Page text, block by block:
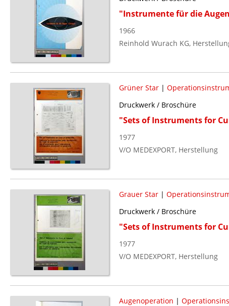
"Instrumente für die
1966
Reinhold Wurach KG,
Grüner Star|
Druckwerk / Broschüre
"Sets of Instruments for
1977
V/O MEDEXPORT, Herstellung
Grauer Star|
Druckwerk / Broschüre
"Sets of Instruments for
1977
V/O MEDEXPORT, Herstellung
Augenoperation |